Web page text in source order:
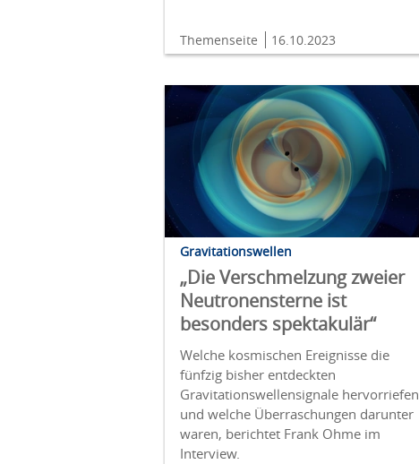
Themenseite 16.10.2023
Gravitationswellen
„Die Verschmelzung zweier
Neutronensterne ist
besonders spektakulär“
Welche kosmischen Ereignisse die
fünfzig bisher entdeckten
Gravitationswellensignale hervorriefen
und welche Überraschungen darunter
waren, berichtet Frank Ohme im
Interview.